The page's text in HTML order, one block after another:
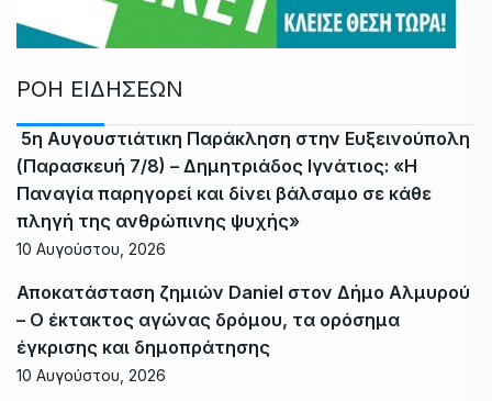
ΡΟΗ ΕΙΔΗΣΕΩΝ
5η Αυγουστιάτικη Παράκληση στην Ευξεινούπολη
(Παρασκευή 7/8) – Δημητριάδος Ιγνάτιος: «Η
Παναγία παρηγορεί και δίνει βάλσαμο σε κάθε
πληγή της ανθρώπινης ψυχής»
10 Αυγούστου, 2026
Αποκατάσταση ζημιών Daniel στον Δήμο Αλμυρού
– Ο έκτακτος αγώνας δρόμου, τα ορόσημα
έγκρισης και δημοπράτησης
10 Αυγούστου, 2026